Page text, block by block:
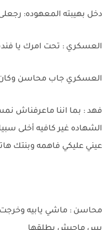
دخل بهيبته المعهوده:
العسكري : تحت امرك يا
العسكري جاب محاسن
فهد : بما اننا ماعرفناش
الشهاده غير كافيه أخلى
عيني عليكي فاهمه وبنتك
محاسن : ماشي يابيه وخرجت